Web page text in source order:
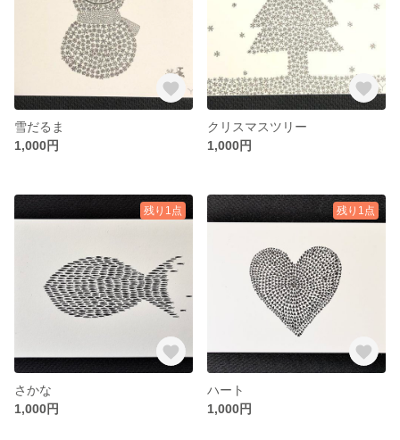
雪だるま
1,000円
クリスマスツリー
1,000円
残り1点
さかな
1,000円
残り1点
ハート
1,000円